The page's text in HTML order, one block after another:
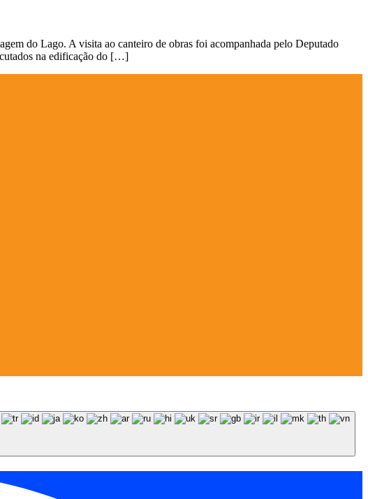
do Lago. A visita ao canteiro de obras foi acompanhada pelo Deputado
na edificação do […]